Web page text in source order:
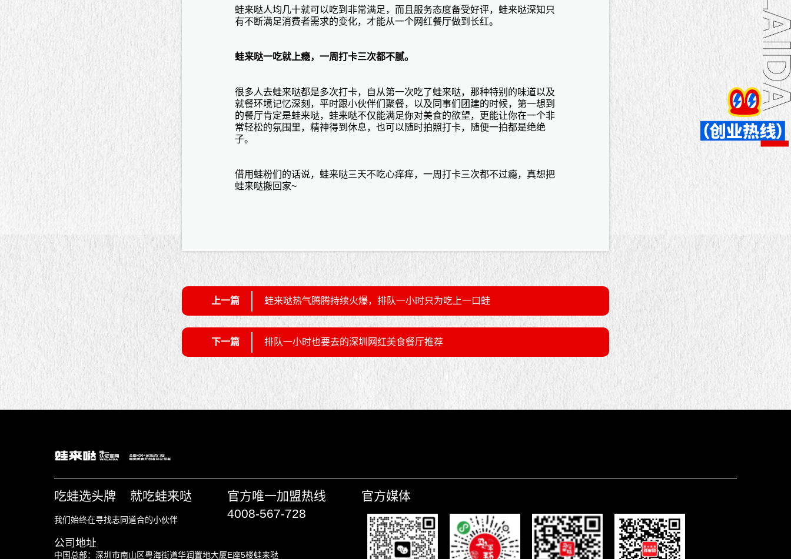
蛙来哒人均几十就可以吃到非常满足，而且服务态度备受好评，蛙来哒深知只
有不断满足消费者需求的变化，才能从一个网红餐厅做到长红。
蛙来哒一吃就上瘾，一周打卡三次都不腻。
很多人去蛙来哒都是多次打卡，自从第一次吃了蛙来哒，那种特别的味道以及
就餐环境记忆深刻，平时跟小伙伴们聚餐，以及同事们团建的时候，第一想到
的餐厅肯定是蛙来哒，蛙来哒不仅能满足你对美食的欲望，更能让你在一个非
常轻松的氛围里，精神得到休息，也可以随时拍照打卡，随便一拍都是绝绝
子。
借用蛙粉们的话说，蛙来哒三天不吃心痒痒，一周打卡三次都不过瘾，真想把
蛙来哒搬回家~
上一篇 蛙来哒热气腾腾持续火爆，排队一小时只为吃上一口蛙
下一篇 排队一小时也要去的深圳网红美食餐厅推荐
吃蛙选头牌 就吃蛙来哒
我们始终在寻找志同道合的小伙伴
官方唯一加盟热线
4008-567-728
公司地址
中国总部：深圳市南山区粤海街道华润置地大厦E座5楼蛙来哒
官方媒体